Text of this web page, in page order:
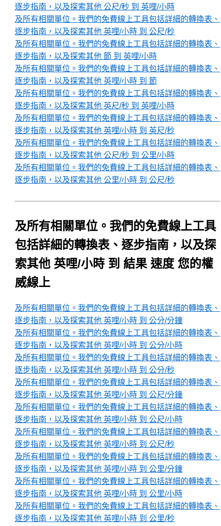
逐步指南，以及探索其他 公尺/秒 到 英哩/小時
及所有相關單位。我們的免費線上工具包括詳細的轉換表、
逐步指南，以及探索其他 英哩/小時 到 公尺/秒
及所有相關單位。我們的免費線上工具包括詳細的轉換表、
逐步指南，以及探索其他 節 到 英哩/小時
及所有相關單位。我們的免費線上工具包括詳細的轉換表、
逐步指南，以及探索其他 英哩/小時 到 節
及所有相關單位。我們的免費線上工具包括詳細的轉換表、
逐步指南，以及探索其他 英尺/秒 到 英哩/小時
及所有相關單位。我們的免費線上工具包括詳細的轉換表、
逐步指南，以及探索其他 英哩/小時 到 英尺/秒
及所有相關單位。我們的免費線上工具包括詳細的轉換表、
逐步指南，以及探索其他 公尺/秒 到 公里/小時
及所有相關單位。我們的免費線上工具包括詳細的轉換表、
逐步指南，以及探索其他 公里/小時 到 公尺/秒
及所有相關單位。我們的免費線上工具
包括詳細的轉換表、逐步指南，以及探
索其他 英哩/小時 到 結果 速度 您的權
威線上
及所有相關單位。我們的免費線上工具包括詳細的轉換表、
逐步指南，以及探索其他 英哩/小時 到 公分/分鐘
及所有相關單位。我們的免費線上工具包括詳細的轉換表、
逐步指南，以及探索其他 英哩/小時 到 公分/小時
及所有相關單位。我們的免費線上工具包括詳細的轉換表、
逐步指南，以及探索其他 英哩/小時 到 公分/秒
及所有相關單位。我們的免費線上工具包括詳細的轉換表、
逐步指南，以及探索其他 英哩/小時 到 公尺/分鐘
及所有相關單位。我們的免費線上工具包括詳細的轉換表、
逐步指南，以及探索其他 英哩/小時 到 公尺/小時
及所有相關單位。我們的免費線上工具包括詳細的轉換表、
逐步指南，以及探索其他 英哩/小時 到 公尺/秒
及所有相關單位。我們的免費線上工具包括詳細的轉換表、
逐步指南，以及探索其他 英哩/小時 到 公里/分鐘
及所有相關單位。我們的免費線上工具包括詳細的轉換表、
逐步指南，以及探索其他 英哩/小時 到 公里/小時
及所有相關單位。我們的免費線上工具包括詳細的轉換表、
逐步指南，以及探索其他 英哩/小時 到 公里/秒